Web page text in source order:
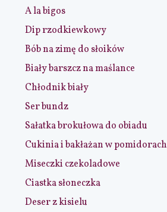
A la bigos
Dip rzodkiewkowy
Bób na zimę do słoików
Biały barszcz na maślance
Chłodnik biały
Ser bundz
Sałatka brokułowa do obiadu
Cukinia i bakłażan w pomidorach
Miseczki czekoladowe
Ciastka słoneczka
Deser z kisielu